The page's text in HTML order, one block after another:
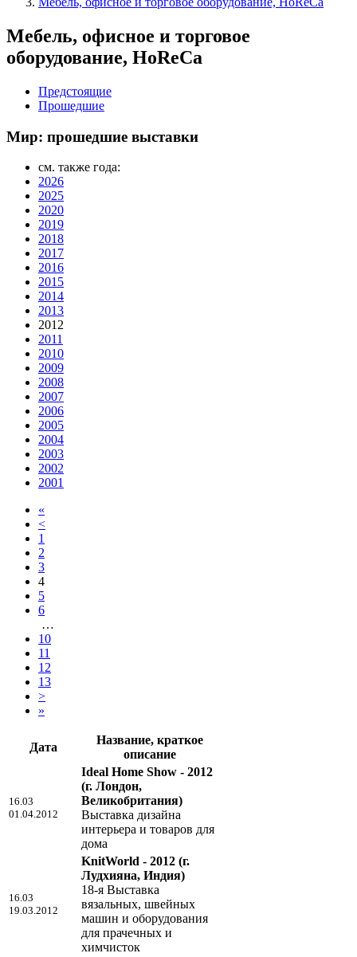
Мебель, офисное и торговое
оборудование, HoReCa
Предстоящие
Прошедшие
Мир: прошедшие выставки
см. также года:
2026
2025
2020
2019
2018
2017
2016
2015
2014
2013
2012
2011
2010
2009
2008
2007
2006
2005
2004
2003
2002
2001
«
<
1
2
3
4
5
6
…
10
11
12
13
>
»
Дата
Название, краткое
описание
16.03
01.04.2012
Ideal Home Show - 2012
(г. Лондон,
Великобритания)
Выставка дизайна
интерьера и товаров для
дома
16.03
19.03.2012
KnitWorld - 2012 (г.
Лудхияна, Индия)
18-я Выставка
вязальных, швейных
машин и оборудования
для прачечных и
химчисток